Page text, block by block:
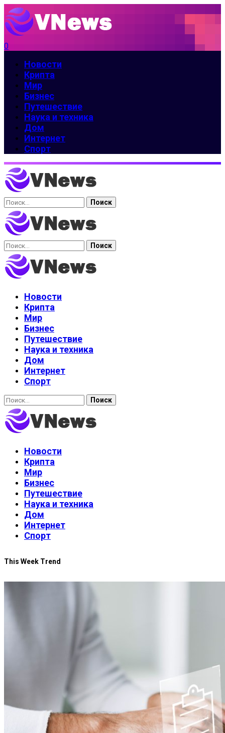
0
Новости
Крипта
Мир
Бизнес
Путешествие
Наука и техника
Дом
Интернет
Спорт
Найти:
Найти:
Новости
Крипта
Мир
Бизнес
Путешествие
Наука и техника
Дом
Интернет
Спорт
Найти:
Новости
Крипта
Мир
Бизнес
Путешествие
Наука и техника
Дом
Интернет
Спорт
This Week Trend